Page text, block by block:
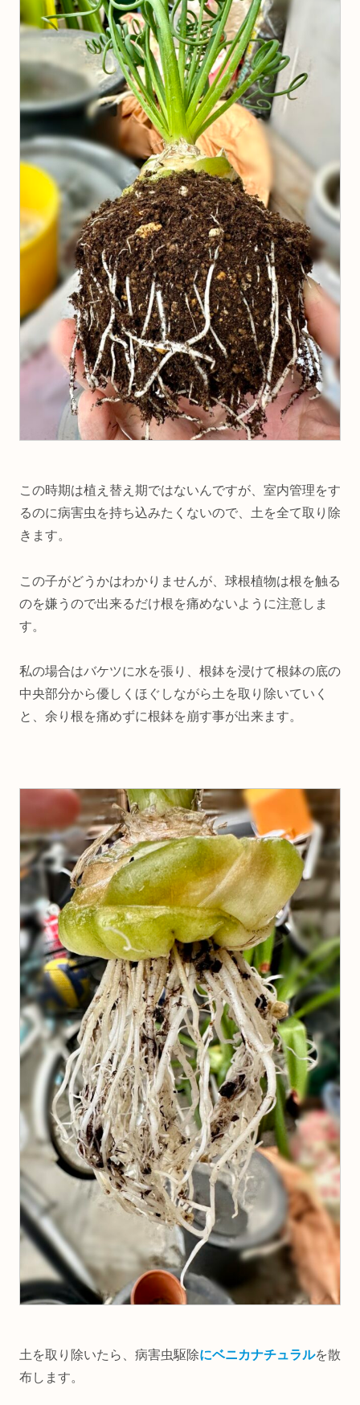
この時期は植え替え期ではないんですが、室内管理をす
るのに病害虫を持ち込みたくないので、土を全て取り除
きます。
この子がどうかはわかりませんが、球根植物は根を触る
のを嫌うので出来るだけ根を痛めないように注意しま
す。
私の場合はバケツに水を張り、根鉢を浸けて根鉢の底の
中央部分から優しくほぐしながら土を取り除いていく
と、余り根を痛めずに根鉢を崩す事が出来ます。
土を取り除いたら、病害虫駆除にベニカナチュラルを散
布します。